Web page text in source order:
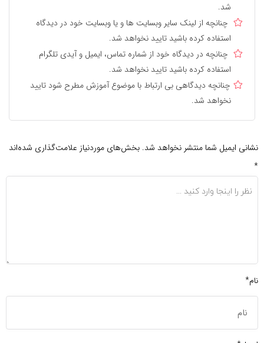
شد.
چنانچه از لینک سایر وبسایت ها و یا وبسایت خود در دیدگاه
استفاده کرده باشید تایید نخواهد شد.
چنانچه در دیدگاه خود از شماره تماس، ایمیل و آیدی تلگرام
استفاده کرده باشید تایید نخواهد شد.
چنانچه دیدگاهی بی ارتباط با موضوع آموزش مطرح شود تایید
نخواهد شد.
نشانی ایمیل شما منتشر نخواهد شد. بخش‌های موردنیاز علامت‌گذاری شده‌اند
*
نام*